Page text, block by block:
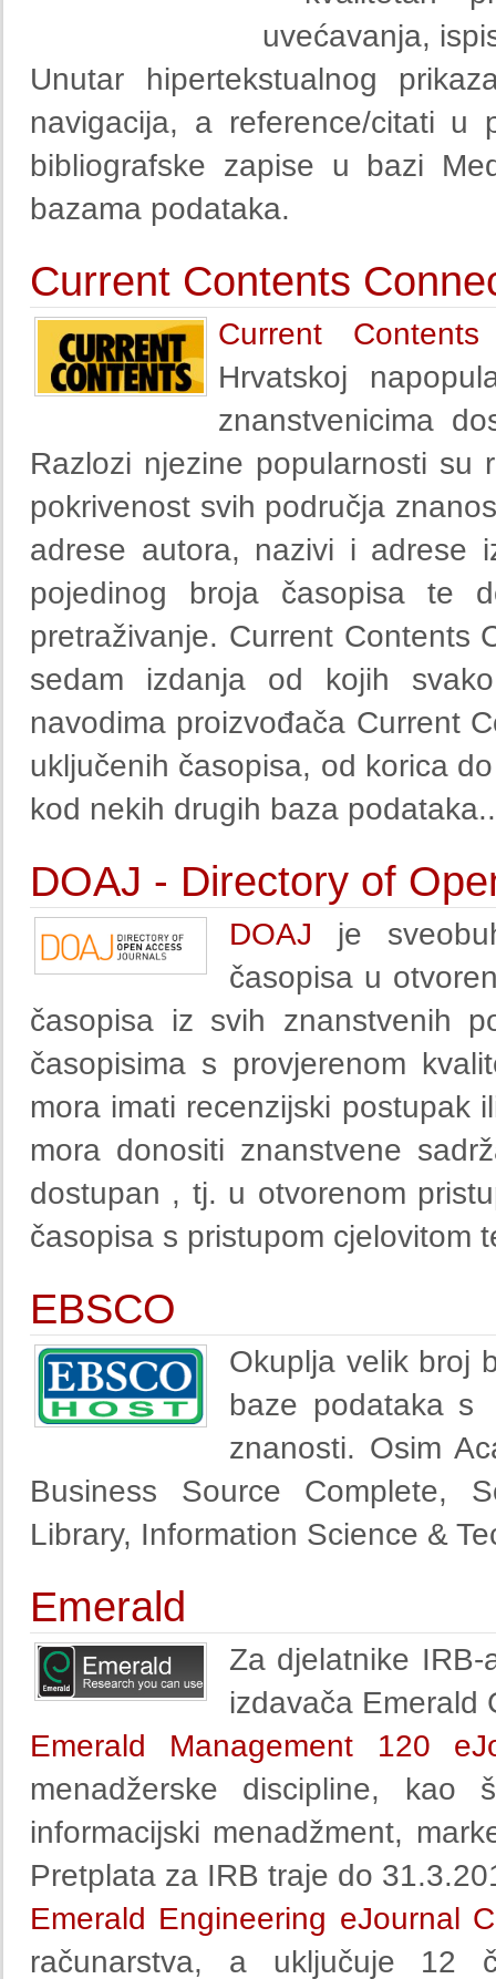
uvećavanja,
Unutar hipertekstualnog
navigacija, a reference/citati u
bibliografske zapise u bazi
bazama podataka.
Current Contents
Current
Hrvatskoj
znanstvenicima
Razlozi njezine popularnosti su
pokrivenost svih područja
adrese autora, nazivi i adrese
pojedinog broja časopisa te
pretraživanje. Current Contents
sedam izdanja od kojih
navodima proizvođača Current
uključenih časopisa, od korica
kod nekih drugih baza podataka..
DOAJ - Directory of
DOAJ je
časopisa u
časopisa iz svih znanstvenih
časopisima s provjerenom
mora imati recenzijski postupak
mora donositi znanstvene
dostupan , tj. u otvorenom
časopisa s pristupom cjelovitom
EBSCO
Okuplja velik broj
baze podataka s
znanosti. Osim
Business Source Complete,
Library, Information Science &
Emerald
Za djelatnike
izdavača Emerald
Emerald Management 120
menadžerske discipline, kao
informacijski menadžment,
Pretplata za IRB traje do
Emerald Engineering eJournal
računarstva, a uključuje 12